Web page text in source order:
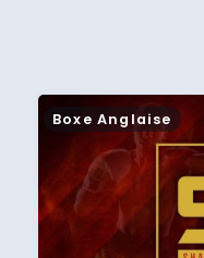
Boxe Anglaise